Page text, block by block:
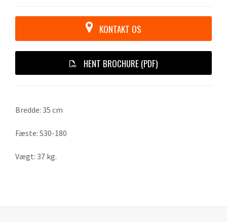
KONTAKT OS
HENT BROCHURE (PDF)
Bredde: 35 cm
Fæste: S30-180
Vægt: 37 kg.